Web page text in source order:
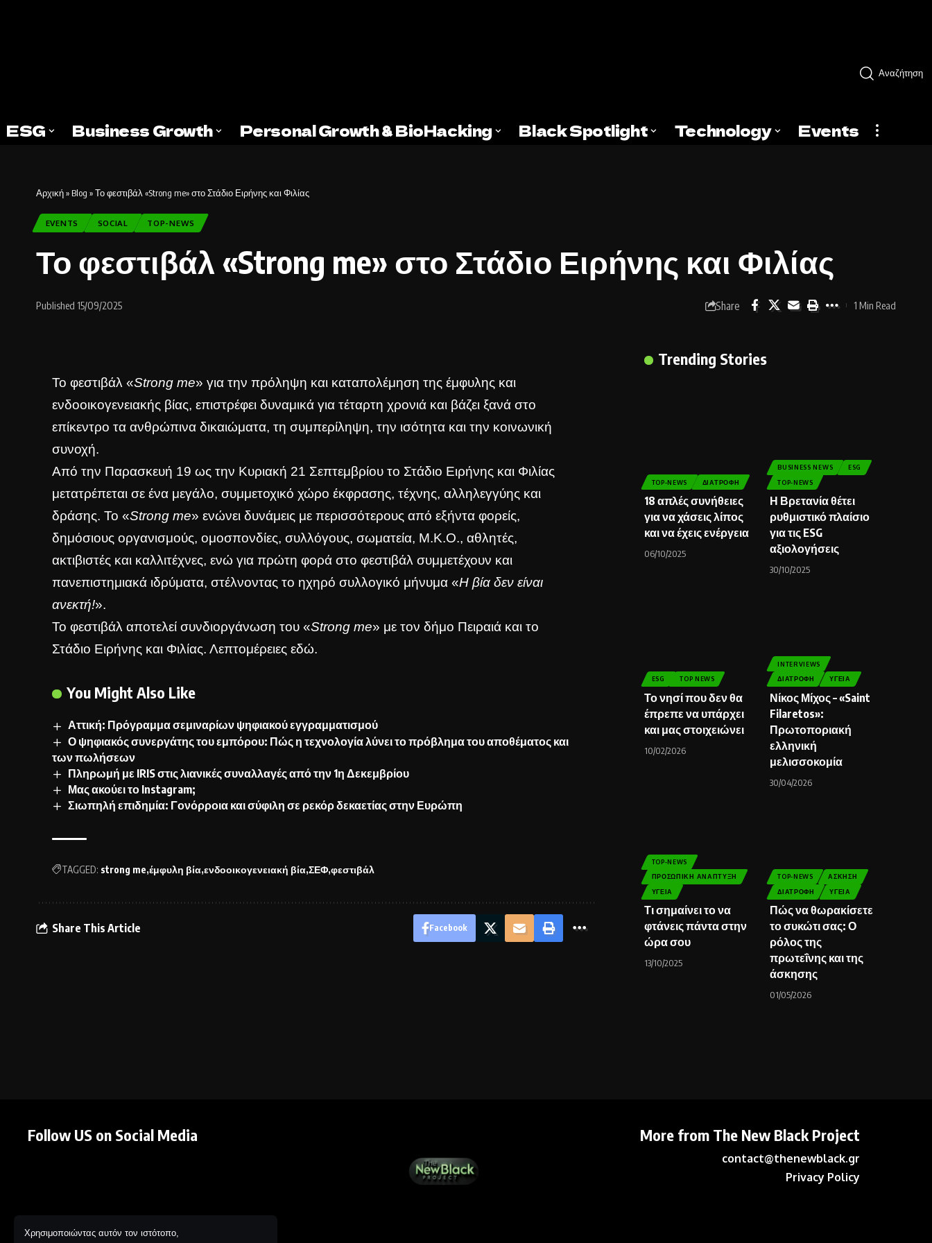
Χρησιμοποιώντας αυτόν τον ιστότοπο,
Αναζήτηση
ESG Business Growth Personal Growth & BioHacking Black Spotlight Technology Events
Αρχική» Blog »Το φεστιβάλ «Strong me» στο Στάδιο Ειρήνης και Φιλίας
EVENTS SOCIAL TOP-NEWS
Το φεστιβάλ «Strong me» στο Στάδιο Ειρήνης και Φιλίας
Published 15/09/2025 Share 1 Min Read
Το φεστιβάλ «Strong me» για την πρόληψη και καταπολέμηση της έμφυλης και
ενδοοικογενειακής βίας, επιστρέφει δυναμικά για τέταρτη χρονιά και βάζει ξανά στο
επίκεντρο τα ανθρώπινα δικαιώματα, τη συμπερίληψη, την ισότητα και την κοινωνική
συνοχή.
Από την Παρασκευή 19 ως την Κυριακή 21 Σεπτεμβρίου το Στάδιο Ειρήνης και Φιλίας
μετατρέπεται σε ένα μεγάλο, συμμετοχικό χώρο έκφρασης, τέχνης, αλληλεγγύης και
δράσης. Το «Strong me» ενώνει δυνάμεις με περισσότερους από εξήντα φορείς,
δημόσιους οργανισμούς, ομοσπονδίες, συλλόγους, σωματεία, Μ.Κ.Ο., αθλητές,
ακτιβιστές και καλλιτέχνες, ενώ για πρώτη φορά στο φεστιβάλ συμμετέχουν και
πανεπιστημιακά ιδρύματα, στέλνοντας το ηχηρό συλλογικό μήνυμα «Η βία δεν είναι
ανεκτή!».
Το φεστιβάλ αποτελεί συνδιοργάνωση του «Strong me» με τον δήμο Πειραιά και το
Στάδιο Ειρήνης και Φιλίας. Λεπτομέρειεςεδώ.
You Might Also Like
Αττική: Πρόγραμμα σεμιναρίων ψηφιακού εγγραμματισμού
Ο ψηφιακός συνεργάτης του εμπόρου: Πώς η τεχνολογία λύνει το πρόβλημα του αποθέματος και
των πωλήσεων
Πληρωμή με IRIS στις λιανικές συναλλαγές από την 1η Δεκεμβρίου
Μας ακούει το Instagram;
Σιωπηλή επιδημία: Γονόρροια και σύφιλη σε ρεκόρ δεκαετίας στην Ευρώπη
TAGGED: strong me έμφυλη βία ενδοοικογενειακή βία ΣΕΦ φεστιβάλ
Share This Article Facebook
Trending Stories
TOP-NEWS ΔΙΑΤΡΟΦΉ
18 απλές συνήθειες
για να χάσεις λίπος
και να έχεις ενέργεια
06/10/2025
BUSINESS NEWS
ESG
TOP-NEWS
Η Βρετανία θέτει
ρυθμιστικό πλαίσιο
για τις ESG
αξιολογήσεις
30/10/2025
ESG TOP NEWS
Το νησί που δεν θα
έπρεπε να υπάρχει
και μας στοιχειώνει
10/02/2026
INTERVIEWS
ΔΙΑΤΡΟΦΉ
ΥΓΕΊΑ
Νίκος Μίχος – «Saint
Filaretos»:
Πρωτοποριακή
ελληνική
μελισσοκομία
30/04/2026
TOP-NEWS
ΠΡΟΣΩΠΙΚΉ ΑΝΆΠΤΥΞΗ
ΥΓΕΊΑ
Τι σημαίνει το να
φτάνεις πάντα στην
ώρα σου
13/10/2025
TOP-NEWS
ΆΣΚΗΣΗ
ΔΙΑΤΡΟΦΉ
ΥΓΕΊΑ
Πώς να θωρακίσετε
το συκώτι σας: Ο
ρόλος της
πρωτεΐνης και της
άσκησης
01/05/2026
Follow US on Social Media More from The New Black Project
contact@thenewblack.gr
Privacy Policy
© The New Black Project. Web Design by IKAROS Creative